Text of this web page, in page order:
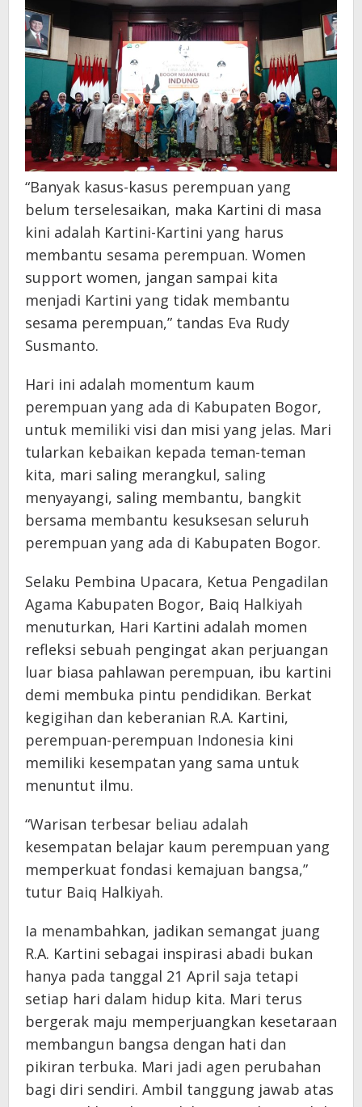
“Banyak kasus-kasus perempuan yang
belum terselesaikan, maka Kartini di masa
kini adalah Kartini-Kartini yang harus
membantu sesama perempuan. Women
support women, jangan sampai kita
menjadi Kartini yang tidak membantu
sesama perempuan,” tandas Eva Rudy
Susmanto.
Hari ini adalah momentum kaum
perempuan yang ada di Kabupaten Bogor,
untuk memiliki visi dan misi yang jelas. Mari
tularkan kebaikan kepada teman-teman
kita, mari saling merangkul, saling
menyayangi, saling membantu, bangkit
bersama membantu kesuksesan seluruh
perempuan yang ada di Kabupaten Bogor.
Selaku Pembina Upacara, Ketua Pengadilan
Agama Kabupaten Bogor, Baiq Halkiyah
menuturkan, Hari Kartini adalah momen
refleksi sebuah pengingat akan perjuangan
luar biasa pahlawan perempuan, ibu kartini
demi membuka pintu pendidikan. Berkat
kegigihan dan keberanian R.A. Kartini,
perempuan-perempuan Indonesia kini
memiliki kesempatan yang sama untuk
menuntut ilmu.
“Warisan terbesar beliau adalah
kesempatan belajar kaum perempuan yang
memperkuat fondasi kemajuan bangsa,”
tutur Baiq Halkiyah.
Ia menambahkan, jadikan semangat juang
R.A. Kartini sebagai inspirasi abadi bukan
hanya pada tanggal 21 April saja tetapi
setiap hari dalam hidup kita. Mari terus
bergerak maju memperjuangkan kesetaraan
membangun bangsa dengan hati dan
pikiran terbuka. Mari jadi agen perubahan
bagi diri sendiri. Ambil tanggung jawab atas